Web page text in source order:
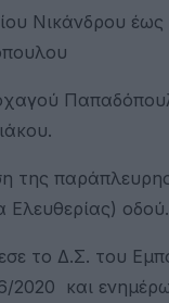
Νικάνδρου έως
της
Ελευθερίας) οδού.
το Δ.Σ. του
2020 και